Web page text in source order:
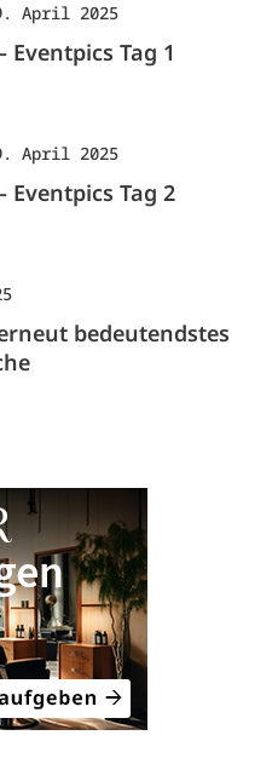
April 2025
Eventpics Tag 1
April 2025
Eventpics Tag 2
bedeutendstes